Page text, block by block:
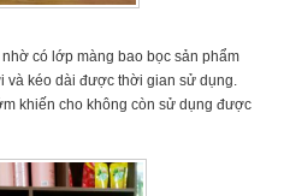
nhờ có lớp màng bao bọc sản phẩm
và kéo dài được thời gian sử dụng.
khiến cho không còn sử dụng được